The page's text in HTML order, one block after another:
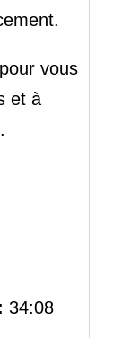
vous
et à
34:08